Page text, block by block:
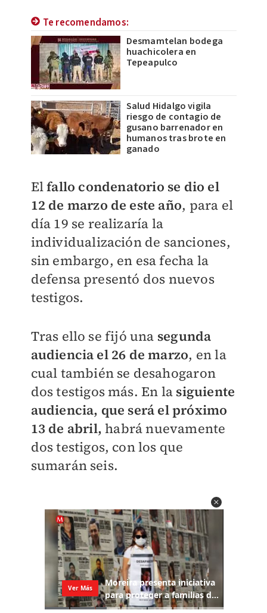
Te recomendamos:
Desmamtelan bodega
huachicolera en
Tepeapulco
Salud Hidalgo vigila
riesgo de contagio de
gusano barrenador en
humanos tras brote en
ganado
Elfallo condenatorio se dio el
12 de marzo de este año, para el
día 19 se realizaría la
individualización de sanciones,
sin embargo, en esa fecha la
defensa presentó dos nuevos
testigos.
Tras ello se fijó una segunda
audiencia el 26 de marzo, en la
cual también se desahogaron
dos testigos más. En la siguiente
audiencia, que será el próximo
13 de abril, habrá nuevamente
dos testigos, con los que
sumarán seis.